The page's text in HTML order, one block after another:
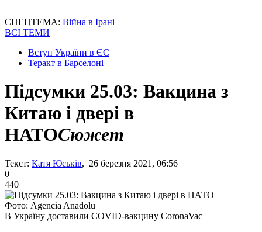
СПЕЦТЕМА: Війна в Ірані
ВСІ ТЕМИ
Вступ України в ЄС
Теракт в Барселоні
Підсумки 25.03: Вакцина з
Китаю і двері в
НАТОСюжет
Текст: Катя Юськів, 26 березня 2021, 06:56
0
440
Фото: Agencia Anadolu
В Україну доставили COVID-вакцину CoronaVac